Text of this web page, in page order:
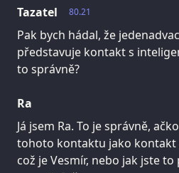
80.21
Tazatel
Pak bych hádal, že
představuje kontakt s
to správně?
Ra
Já jsem Ra. To je správně,
tohoto kontaktu jako kontakt
což je Vesmír, nebo jak jste